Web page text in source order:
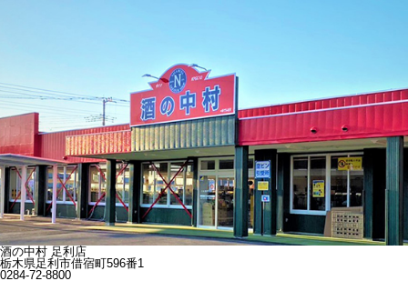
酒の中村 足利店
栃木県足利市借宿町596番1
0284-72-8800